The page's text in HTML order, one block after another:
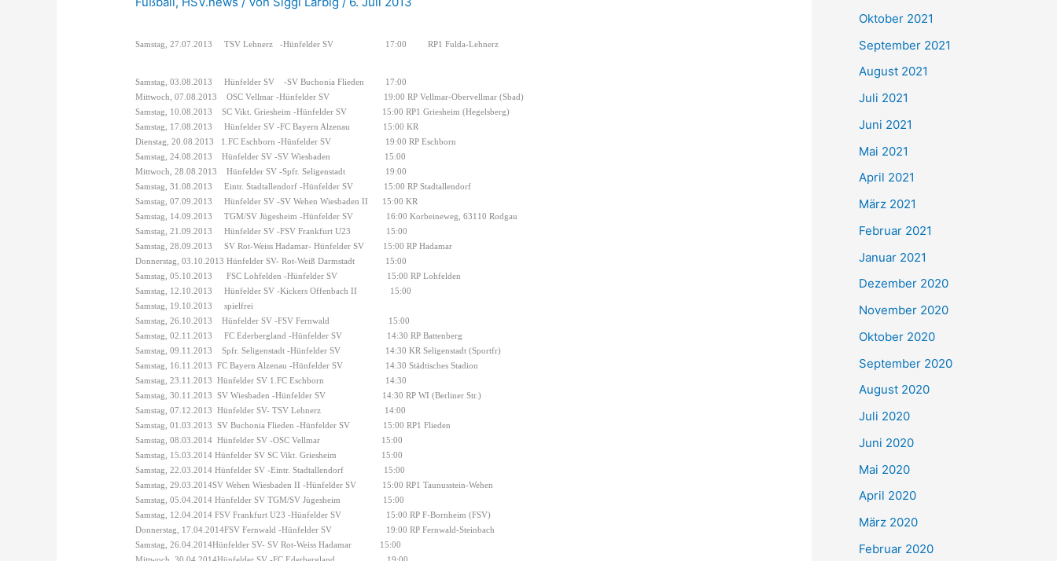
Samstag, 27.07.2013 TSV Lehnerz -Hünfelder SV 17:00 RP1 Fulda-Lehnerz
Samstag, 03.08.2013 Hünfelder SV -SV Buchonia Flieden
17:00
Mittwoch, 07.08.2013
OSC Vellmar -Hünfelder SV
19:00 RP Vellmar-Obervellmar (Sbad)
Samstag, 10.08.2013
SC Vikt. Griesheim -Hünfelder SV
15:00 RP1 Griesheim (Hegelsberg)
Samstag, 17.08.2013
Hünfelder SV -FC Bayern Alzenau
15:00 KR
Dienstag, 20.08.2013
1.FC Eschborn -Hünfelder SV
19:00 RP Eschborn
Samstag, 24.08.2013
Hünfelder SV -SV Wiesbaden
15:00
Mittwoch, 28.08.2013
Hünfelder SV -Spfr. Seligenstadt
19:00
Samstag, 31.08.2013
Eintr. Stadtallendorf -Hünfelder SV
15:00 RP Stadtallendorf
Samstag, 07.09.2013
Hünfelder SV -SV Wehen Wiesbaden II
15:00 KR
Samstag, 14.09.2013
TGM/SV Jügesheim -Hünfelder SV
16:00 Korbeineweg, 63110 Rodgau
Samstag, 21.09.2013
Hünfelder SV -FSV Frankfurt U23
15:00
Samstag, 28.09.2013
SV Rot-Weiss Hadamar- Hünfelder SV
15:00 RP Hadamar
Donnerstag, 03.10.2013 Hünfelder SV- Rot-Weiß Darmstadt
15:00
Samstag, 05.10.2013
FSC Lohfelden -Hünfelder SV
15:00 RP Lohfelden
Samstag, 12.10.2013
Hünfelder SV -Kickers Offenbach II
15:00
Samstag, 19.10.2013
spielfrei
Samstag, 26.10.2013
Hünfelder SV -FSV Fernwald
15:00
Samstag, 02.11.2013
FC Ederbergland -Hünfelder SV
14:30 RP Battenberg
Samstag, 09.11.2013
Spfr. Seligenstadt -Hünfelder SV
14:30 KR Seligenstadt (Sportfr)
Samstag, 16.11.2013
FC Bayern Alzenau -Hünfelder SV
14:30 Städtisches Stadion
Samstag, 23.11.2013
Hünfelder SV 1.FC Eschborn
14:30
Samstag, 30.11.2013
SV Wiesbaden -Hünfelder SV
14:30 RP WI (Berliner Str.)
Samstag, 07.12.2013
Hünfelder SV- TSV Lehnerz
14:00
Samstag, 01.03.2013
SV Buchonia Flieden -Hünfelder SV
15:00 RP1 Flieden
Samstag, 08.03.2014 Hünfelder SV -OSC Vellmar
15:00
Samstag, 15.03.2014 Hünfelder SV SC Vikt. Griesheim
15:00
Samstag, 22.03.2014 Hünfelder SV -Eintr. Stadtallendorf
15:00
Samstag, 29.03.2014SV Wehen Wiesbaden II -Hünfelder SV
15:00 RP1 Taunusstein-Wehen
Samstag, 05.04.2014 Hünfelder SV TGM/SV Jügesheim
15:00
Samstag, 12.04.2014 FSV Frankfurt U23 -Hünfelder SV
15:00 RP F-Bornheim (FSV)
Donnerstag, 17.04.2014FSV Fernwald -Hünfelder SV
19:00 RP Fernwald-Steinbach
Samstag, 26.04.2014Hünfelder SV- SV Rot-Weiss Hadamar
15:00
e
n
h
:
Oktober 2021
September 2021
August 2021
Juli 2021
Juni 2021
Mai 2021
April 2021
März 2021
Februar 2021
Januar 2021
Dezember 2020
November 2020
Oktober 2020
September 2020
August 2020
Juli 2020
Juni 2020
Mai 2020
April 2020
März 2020
Februar 2020